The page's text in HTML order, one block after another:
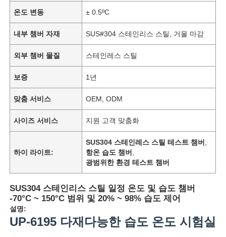
온도 변동 ± 0.5ºC
내부 챔버 자재 SUS#304 스테인리스 스틸, 거울 마감
외부 챔버 물질 스테인레스 스틸
보증 1년
맞춤 서비스 OEM, ODM
사이즈 서비스 지원 고객 맞춤화
하이 라이트:
SUS304 스테인레스 스틸 테스트 챔버
항온 습도 챔버
광범위한 환경 테스트 챔버
SUS304 스테인리스 스틸 일정 온도 및 습도 챔버
-70°C ~ 150°C 범위 및 20% ~ 98% 습도 제어
설명:
UP-6195 다재다능한 습도 온도 시험실